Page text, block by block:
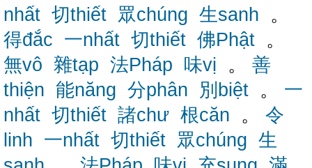
nhất 切thiết 眾chúng 生sanh 。
得đắc 一nhất 切thiết 佛Phật 。
無vô 雜tạp 法Pháp 味vị 。 善
thiện 能năng 分phân 別biệt 。 一
nhất 切thiết 諸chư 根căn 。 令
linh 一nhất 切thiết 眾chúng 生